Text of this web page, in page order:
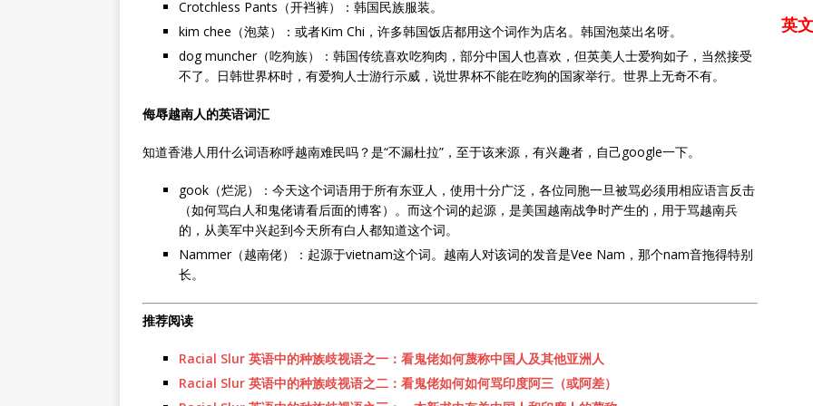
Crotchless Pants（开裆裤）：韩国民族服装。
kim chee（泡菜）：或者Kim Chi，许多韩国饭店都用这个词作为店名。韩国泡菜出名呀。
dog muncher（吃狗族）：韩国传统喜欢吃狗肉，部分中国人也喜欢，但英美人士爱狗如子，当然接受
不了。日韩世界杯时，有爱狗人士游行示威，说世界杯不能在吃狗的国家举行。世界上无奇不有。
侮辱越南人的英语词汇
知道香港人用什么词语称呼越南难民吗？是“不漏杜拉”，至于该来源，有兴趣者，自己google一下。
gook（烂泥）：今天这个词语用于所有东亚人，使用十分广泛，各位同胞一旦被骂必须用相应语言反击
（如何骂白人和鬼佬请看后面的博客）。而这个词的起源，是美国越南战争时产生的，用于骂越南兵
的，从美军中兴起到今天所有白人都知道这个词。
Nammer（越南佬）：起源于vietnam这个词。越南人对该词的发音是Vee Nam，那个nam音拖得特别
长。
推荐阅读
Racial Slur 英语中的种族歧视语之一：看鬼佬如何蔑称中国人及其他亚洲人
Racial Slur 英语中的种族歧视语之二：看鬼佬如何如何骂印度阿三（或阿差）
英